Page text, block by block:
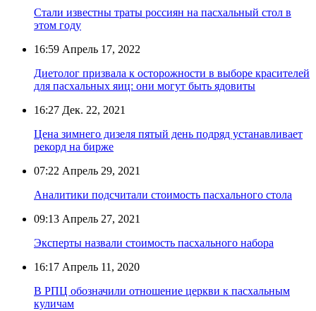
Стали известны траты россиян на пасхальный стол в
этом году
16:59 Апрель 17, 2022
Диетолог призвала к осторожности в выборе красителей
для пасхальных яиц: они могут быть ядовиты
16:27 Дек. 22, 2021
Цена зимнего дизеля пятый день подряд устанавливает
рекорд на бирже
07:22 Апрель 29, 2021
Аналитики подсчитали стоимость пасхального стола
09:13 Апрель 27, 2021
Эксперты назвали стоимость пасхального набора
16:17 Апрель 11, 2020
В РПЦ обозначили отношение церкви к пасхальным
куличам